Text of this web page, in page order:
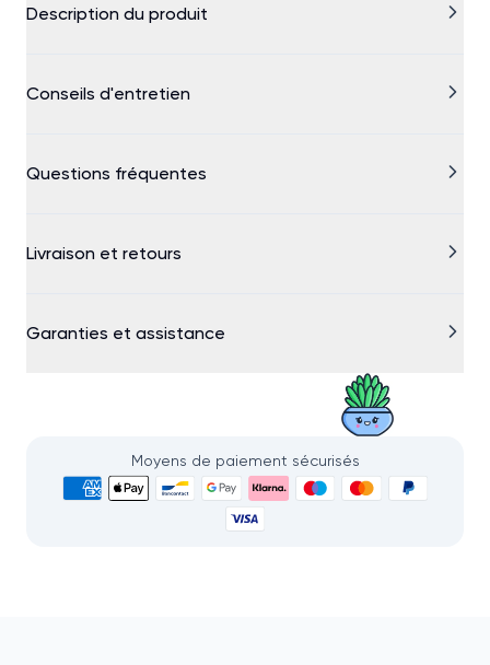
Description du produit
Conseils d'entretien
Questions fréquentes
Livraison et retours
Garanties et assistance
Moyens de paiement sécurisés